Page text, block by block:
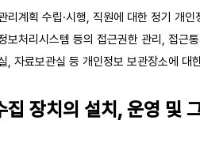
리계획 수립·시행, 직원에 대한 정기 개인
보처리시스템 등의 접근권한 관리, 접근
, 자료보관실 등 개인정보 보관장소에 대
장치의 설치, 운영 및